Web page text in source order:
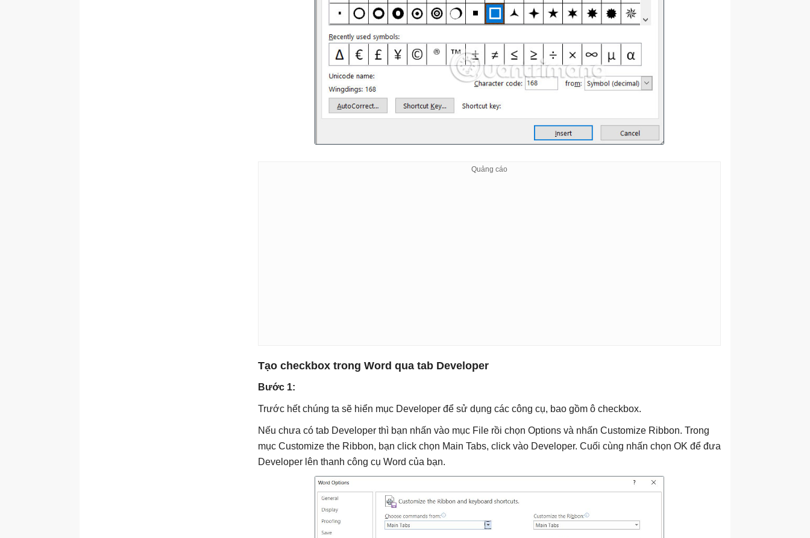
Tạo checkbox trong Word qua tab Developer
Bước 1:
Trước hết chúng ta sẽ hiển mục Developer để sử dụng các công cụ, bao gồm ô checkbox.
Nếu chưa có tab Developer thì bạn nhấn vào mục File rồi chọn Options và nhấn Customize Ribbon. Trong
mục Customize the Ribbon, bạn click chọn Main Tabs, click vào Developer. Cuối cùng nhấn chọn OK để đưa
Developer lên thanh công cụ Word của bạn.